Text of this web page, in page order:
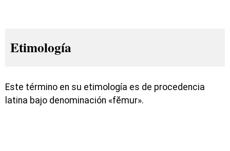
Etimología
Este término en su etimología es de procedencia
latina bajo denominación «fĕmur».